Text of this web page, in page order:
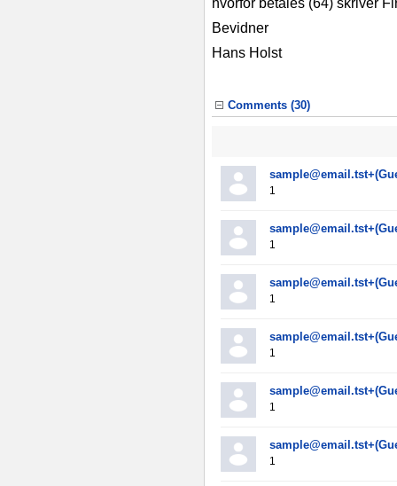
hvorfor betales (64) skriver
Bevidner
Hans Holst
Comments (30)
1
1
1
1
1
1